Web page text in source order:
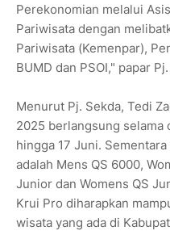
Perekonomian melalui
Pariwisata dengan
Pariwisata (Kemenpar),
BUMD dan PSOI," papar
Menurut Pj. Sekda, Tedi
2025 berlangsung selama
hingga 17 Juni.
adalah Mens QS 6000,
Junior dan Womens QS
Krui Pro diharapkan
wisata yang ada di